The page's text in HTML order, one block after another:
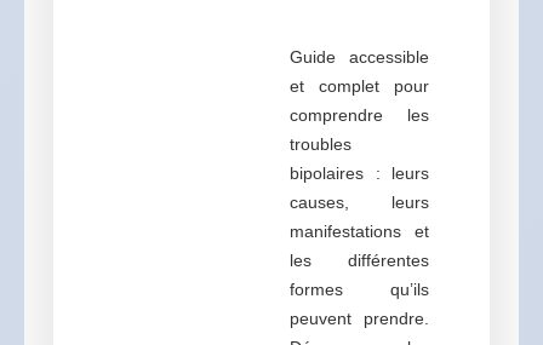
Guide accessible
et complet pour
comprendre les
troubles
bipolaires : leurs
causes, leurs
manifestations et
les différentes
formes qu’ils
peuvent prendre.